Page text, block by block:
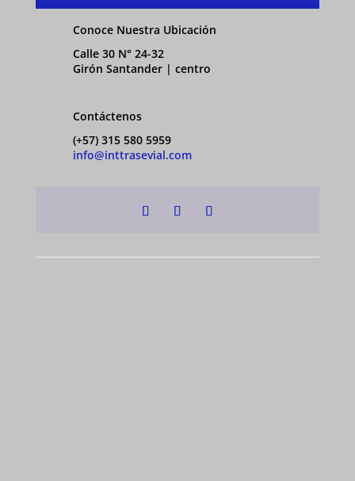
Conoce Nuestra Ubicación
Calle 30 N° 24-32
Girón Santander | centro
Contáctenos
(+57) 315 580 5959
info@inttrasevial.com